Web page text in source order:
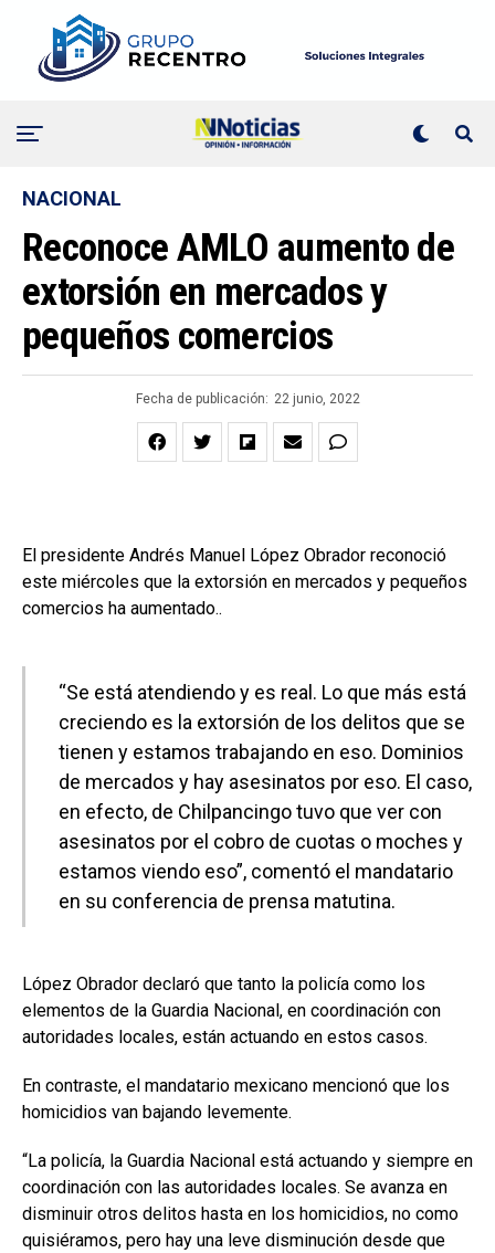
NACIONAL
Reconoce AMLO aumento de
extorsión en mercados y
pequeños comercios
Fecha de publicación: 22 junio, 2022
El presidente Andrés Manuel López Obrador reconoció
este miércoles que la extorsión en mercados y pequeños
comercios ha aumentado..
“Se está atendiendo y es real. Lo que más está
creciendo es la extorsión de los delitos que se
tienen y estamos trabajando en eso. Dominios
de mercados y hay asesinatos por eso. El caso,
en efecto, de Chilpancingo tuvo que ver con
asesinatos por el cobro de cuotas o moches y
estamos viendo eso”, comentó el mandatario
en su conferencia de prensa matutina.
López Obrador declaró que tanto la policía como los
elementos de la Guardia Nacional, en coordinación con
autoridades locales, están actuando en estos casos.
En contraste, el mandatario mexicano mencionó que los
homicidios van bajando levemente.
“La policía, la Guardia Nacional está actuando y siempre en
coordinación con las autoridades locales. Se avanza en
disminuir otros delitos hasta en los homicidios, no como
quisiéramos, pero hay una leve disminución desde que